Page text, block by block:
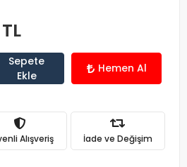
Sepete
Ekle
Hemen Al
Alışveriş İade ve Değişim